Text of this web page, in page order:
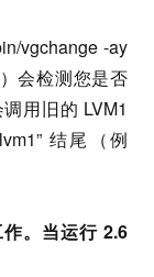
vgchange -ay
会检测您是否
用旧的 LVM1
结尾（例
。当运行 2.6